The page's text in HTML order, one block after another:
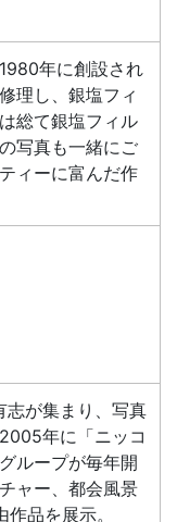
年に創設され
理し、銀塩フィ
総て銀塩フィル
写真も一緒にご
ィーに富んだ作
が集まり、写真
年に「ニッコ
ループが毎年開
ャー、都会風景
品を展示。